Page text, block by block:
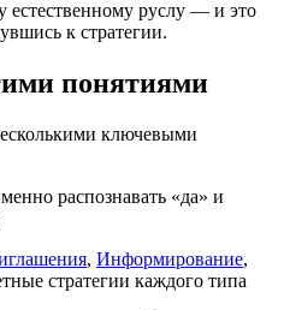
естественному руслу — и это
к стратегии.
понятиями
ключевыми
распознавать «да» и
, Информирование,
стратегии каждого типа